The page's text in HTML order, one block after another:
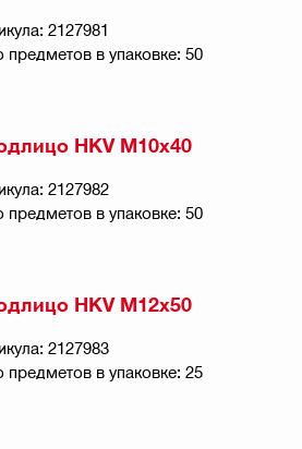
2127981
предметов в упаковке: 50
HKV M10x40
2127982
предметов в упаковке: 50
HKV M12x50
2127983
предметов в упаковке: 25